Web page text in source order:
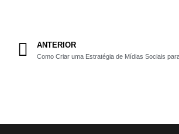
ANTERIOR